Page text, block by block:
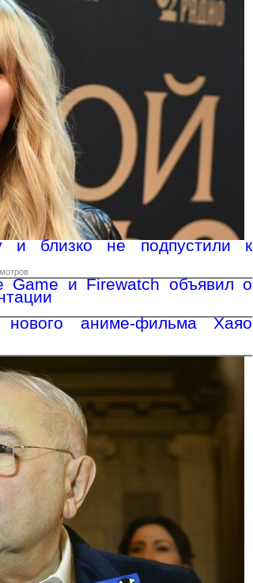
и близко не подпустили к
Game и Firewatch объявил о
аниме-фильма Хаяо